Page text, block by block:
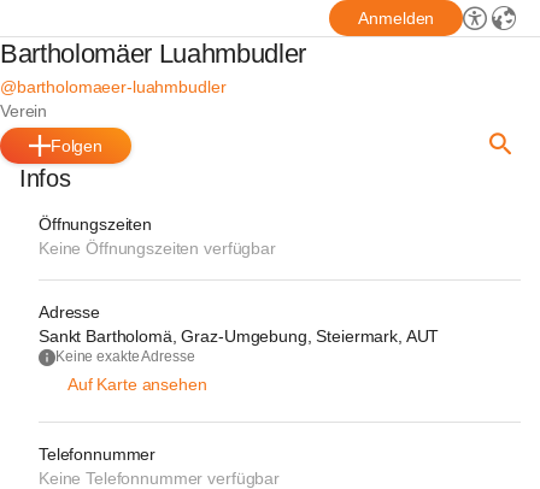
Anmelden
Bartholomäer Luahmbudler
@bartholomaeer-luahmbudler
Verein
Folgen
Infos
Öffnungszeiten
Keine Öffnungszeiten verfügbar
Adresse
Sankt Bartholomä, Graz-Umgebung, Steiermark, AUT
Keine exakte Adresse
Auf Karte ansehen
Telefonnummer
Keine Telefonnummer verfügbar